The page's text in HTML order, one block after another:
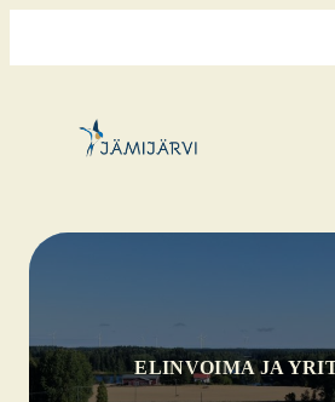
ELINVOIMA JA